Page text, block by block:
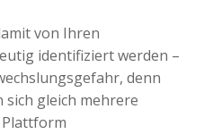
von Ihren
identifiziert werden –
denn
gleich mehrere